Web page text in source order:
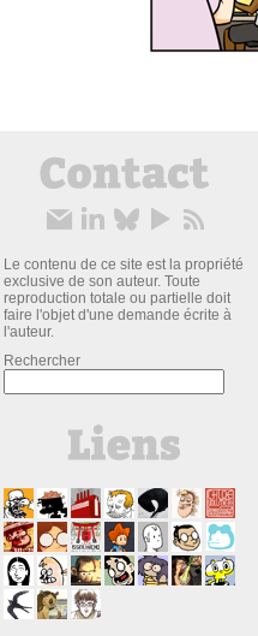
Le contenu de ce site est la propriété
exclusive de son auteur. Toute
reproduction totale ou partielle doit
faire l'objet d'une demande écrite à
l'auteur.
Rechercher